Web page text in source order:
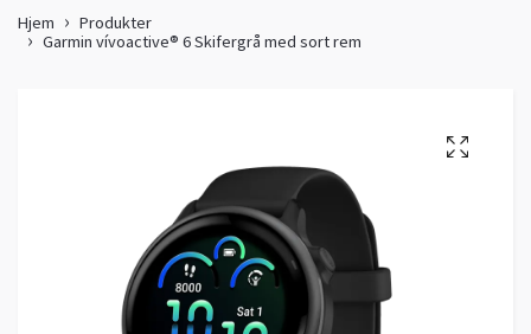
Hjem
Produkter
Garmin vívoactive® 6 Skifergrå med sort rem